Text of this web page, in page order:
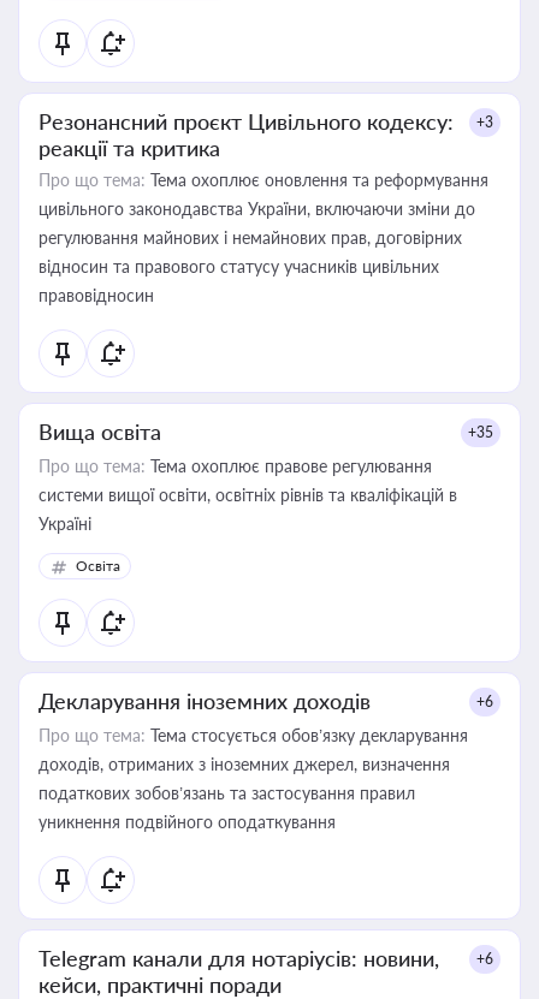
Резонансний проєкт Цивільного кодексу:
реакції та критика
+3
Про що тема: Тема охоплює оновлення та реформування
цивільного законодавства України, включаючи зміни до
регулювання майнових і немайнових прав, договірних
відносин та правового статусу учасників цивільних
правовідносин
Вища освіта +35
Про що тема: Тема охоплює правове регулювання
системи вищої освіти, освітніх рівнів та кваліфікацій в
Україні
Освіта
Декларування іноземних доходів +6
Про що тема: Тема стосується обов’язку декларування
доходів, отриманих з іноземних джерел, визначення
податкових зобов’язань та застосування правил
уникнення подвійного оподаткування
Telegram канали для нотаріусів: новини,
кейси, практичні поради
+6